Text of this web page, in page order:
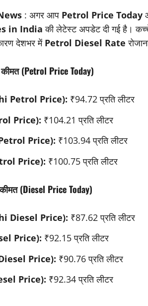
: अगर आप Petrol Price Today
in India की लेटेस्ट अपडेट दी गई है।
देशभर में Petrol Diesel Rate
(Petrol Price Today)
Petrol Price): ₹94.72 प्रति लीटर
Price): ₹104.21 प्रति लीटर
Price): ₹103.94 प्रति लीटर
Price): ₹100.75 प्रति लीटर
(Diesel Price Today)
Diesel Price): ₹87.62 प्रति लीटर
Price): ₹92.15 प्रति लीटर
Price): ₹90.76 प्रति लीटर
Price): ₹92.34 प्रति लीटर